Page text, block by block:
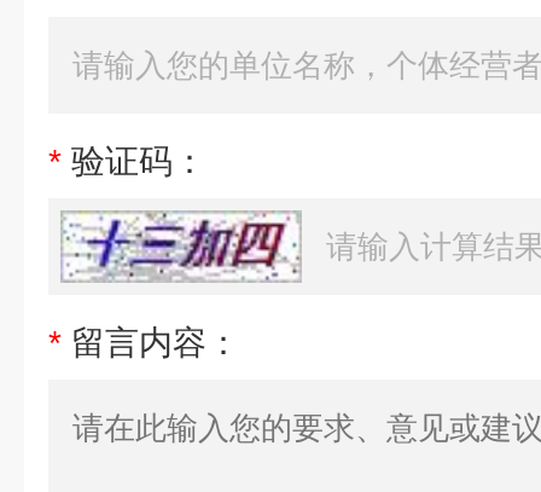
* 验证码：
* 留言内容：